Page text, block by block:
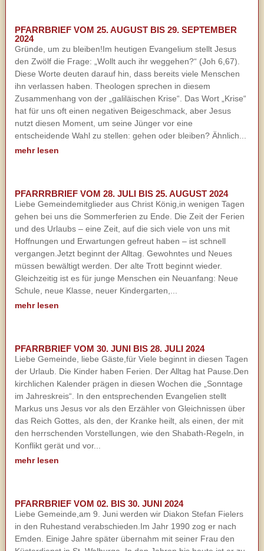
PFARRBRIEF VOM 25. AUGUST BIS 29. SEPTEMBER
2024
Gründe, um zu bleiben!Im heutigen Evangelium stellt Jesus
den Zwölf die Frage: „Wollt auch ihr weggehen?“ (Joh 6,67).
Diese Worte deuten darauf hin, dass bereits viele Menschen
ihn verlassen haben. Theologen sprechen in diesem
Zusammenhang von der „galiläischen Krise“. Das Wort „Krise“
hat für uns oft einen negativen Beigeschmack, aber Jesus
nutzt diesen Moment, um seine Jünger vor eine
entscheidende Wahl zu stellen: gehen oder bleiben? Ähnlich...
mehr lesen
PFARRRBRIEF VOM 28. JULI BIS 25. AUGUST 2024
Liebe Gemeindemitglieder aus Christ König,in wenigen Tagen
gehen bei uns die Sommerferien zu Ende. Die Zeit der Ferien
und des Urlaubs – eine Zeit, auf die sich viele von uns mit
Hoffnungen und Erwartungen gefreut haben – ist schnell
vergangen.Jetzt beginnt der Alltag. Gewohntes und Neues
müssen bewältigt werden. Der alte Trott beginnt wieder.
Gleichzeitig ist es für junge Menschen ein Neuanfang: Neue
Schule, neue Klasse, neuer Kindergarten,...
mehr lesen
PFARRBRIEF VOM 30. JUNI BIS 28. JULI 2024
Liebe Gemeinde, liebe Gäste,für Viele beginnt in diesen Tagen
der Urlaub. Die Kinder haben Ferien. Der Alltag hat Pause.Den
kirchlichen Kalender prägen in diesen Wochen die „Sonntage
im Jahreskreis“. In den entsprechenden Evangelien stellt
Markus uns Jesus vor als den Erzähler von Gleichnissen über
das Reich Gottes, als den, der Kranke heilt, als einen, der mit
den herrschenden Vorstellungen, wie den Shabath-Regeln, in
Konflikt gerät und vor...
mehr lesen
PFARRBRIEF VOM 02. BIS 30. JUNI 2024
Liebe Gemeinde,am 9. Juni werden wir Diakon Stefan Fielers
in den Ruhestand verabschieden.Im Jahr 1990 zog er nach
Emden. Einige Jahre später übernahm mit seiner Frau den